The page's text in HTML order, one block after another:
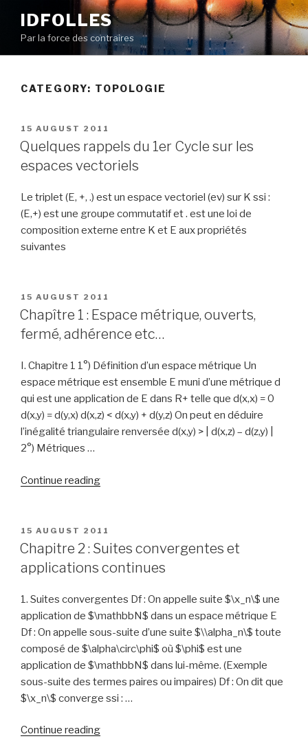
content
IDFOLLES
Par la force des contraires
CATEGORY: TOPOLOGIE
POSTED
ON
15 AUGUST 2011
Quelques rappels du 1er Cycle sur les
espaces vectoriels
Le triplet (E, +, .) est un espace vectoriel (ev) sur K ssi :
(E,+) est une groupe commutatif et . est une loi de
composition externe entre K et E aux propriétés
suivantes
POSTED
ON
15 AUGUST 2011
Chapître 1 : Espace métrique, ouverts,
fermé, adhérence etc…
I. Chapitre 1 1°) Définition d’un espace métrique Un
espace métrique est ensemble E muni d’une métrique d
qui est une application de E dans R+ telle que d(x,x) = 0
d(x,y) = d(y,x) d(x,z) < d(x,y) + d(y,z) On peut en déduire
l’inégalité triangulaire renversée d(x,y) > | d(x,z) – d(z,y) |
2°) Métriques …
Continue reading“Chapître
Espace
métrique,
ouverts,
adhérence
etc…”
POSTED
ON
15 AUGUST 2011
Chapitre 2 : Suites convergentes et
applications continues
1. Suites convergentes Df : On appelle suite $\x_n\$ une
application de $\mathbbN$ dans un espace métrique E
Df : On appelle sous-suite d’une suite $\\alpha_n\$ toute
composé de $\alpha\circ\phi$ où $\phi$ est une
application de $\mathbbN$ dans lui-même. (Exemple
sous-suite des termes paires ou impaires) Df : On dit que
$\x_n\$ converge ssi : …
Continue reading“Chapitre